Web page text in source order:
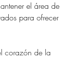
el área de
para ofrecer
corazón de la